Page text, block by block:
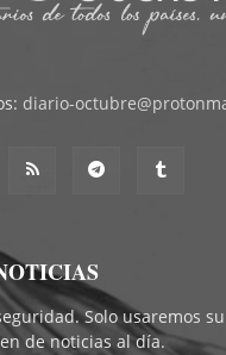
diario-
Solo usaremos
de noticias al día.